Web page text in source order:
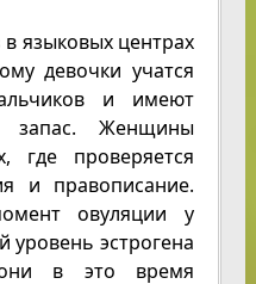
языковых центрах
девочки учатся
и имеют
запас. Женщины
где проверяется
и правописание.
овуляции у
эстрогена
в это время